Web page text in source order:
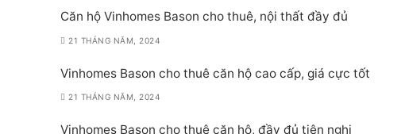
Căn hộ Vinhomes Bason cho thuê, nội thất đầy đủ
21 THÁNG NĂM, 2024
Vinhomes Bason cho thuê căn hộ cao cấp, giá cực tốt
21 THÁNG NĂM, 2024
Vinhomes Bason cho thuê căn hộ, đầy đủ tiện nghi